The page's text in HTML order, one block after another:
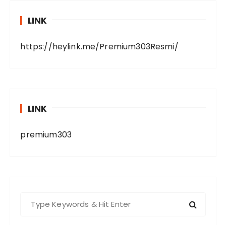
LINK
https://heylink.me/Premium303Resmi/
LINK
premium303